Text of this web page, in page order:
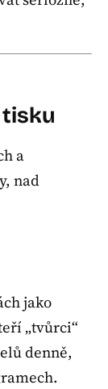
tisku
a
nad
jako
„tvůrci“
denně,